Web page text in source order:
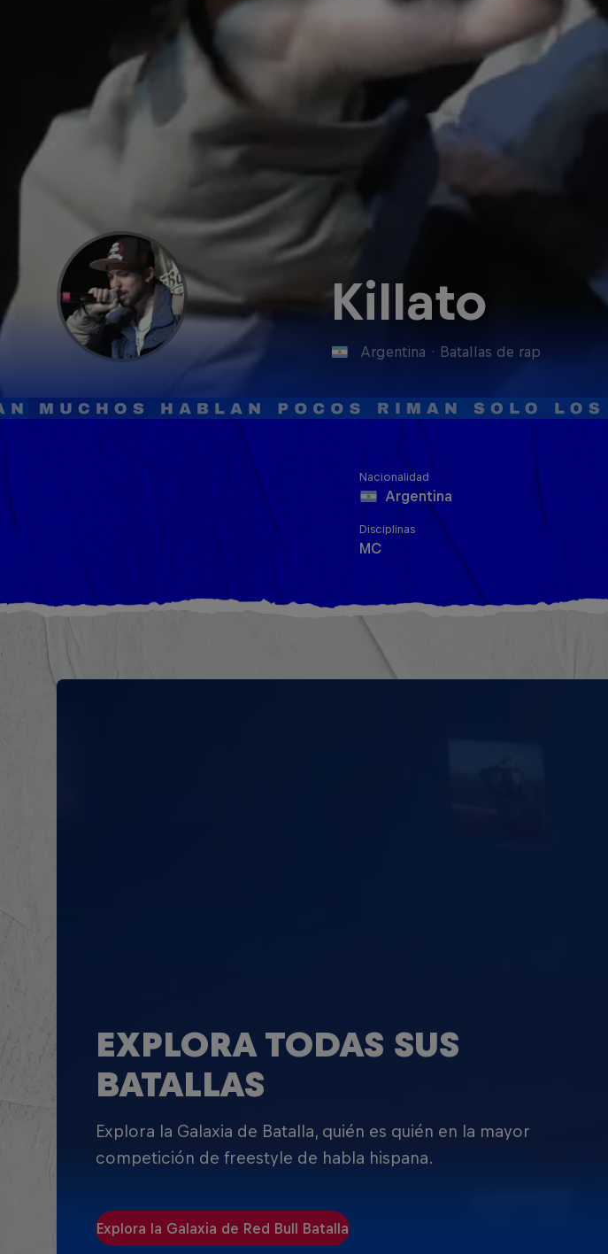
Killato
Argentina · Batallas de rap
Nacionalidad
Argentina
Disciplinas
MC
EXPLORA TODAS SUS
BATALLAS
Explora la Galaxia de Batalla, quién es quién en la mayor
competición de freestyle de habla hispana.
Explora la Galaxia de Red Bull Batalla